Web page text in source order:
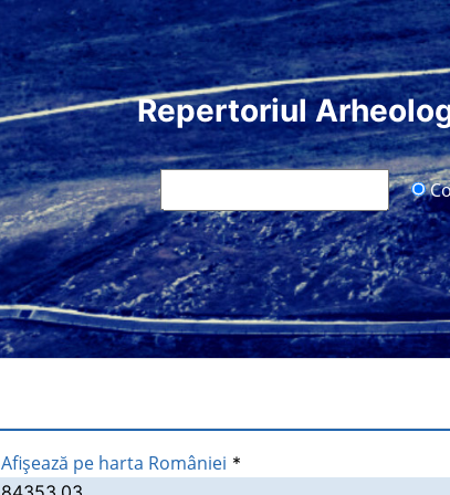
Repertoriul
Afişează pe harta României *